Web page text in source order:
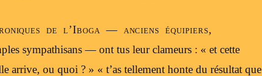
de l’Iboga — anciens équipiers,
sympathisans — ont tus leur clameurs : « et cette
arrive, ou quoi ? » « t’as tellement honte du résultat que